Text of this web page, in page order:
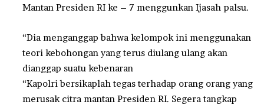
Mantan Presiden RI ke – 7 menggunkan Ijasah palsu.
“Dia menganggap bahwa kelompok ini menggunakan
teori kebohongan yang terus diulang ulang akan
dianggap suatu kebenaran
“Kapolri bersikaplah tegas terhadap orang orang yang
merusak citra mantan Presiden RI. Segera tangkap